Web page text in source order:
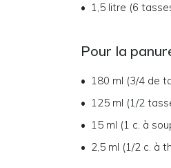
1,5 litre (6
Pour la
180 ml (3/4 de
125 ml (1/2
15 ml (1 c. à
2,5 ml (1/2 c. à